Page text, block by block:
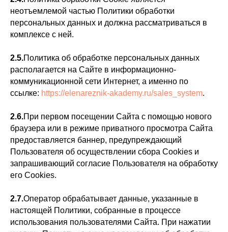
неотъемлемой частью Политики обработки
персональных данных и должна рассматриваться в
комплексе с ней.
2.5.Политика об обработке персональных данных
располагается на Сайте в информационно-
коммуникационной сети Интернет, а именно по
ссылке: https://elenareznik-akademy.ru/sales_system.
2.6.При первом посещении Сайта с помощью нового
браузера или в режиме приватного просмотра Сайта
предоставляется баннер, предупреждающий
Пользователя об осуществлении сбора Сookies и
запрашивающий согласие Пользователя на обработку
его Сookies.
2.7.Оператор обрабатывает данные, указанные в
настоящей Политики, собранные в процессе
использования пользователями Сайта. При нажатии